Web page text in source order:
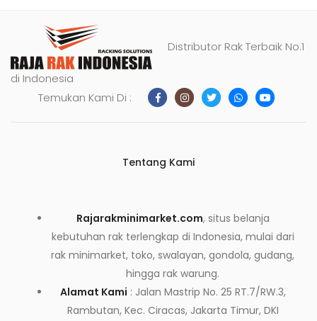
Distributor Rak Terbaik No.1
di Indonesia
Temukan Kami Di :
Tentang Kami
Rajarakminimarket.com, situs belanja
kebutuhan rak terlengkap di Indonesia, mulai dari
rak minimarket, toko, swalayan, gondola, gudang,
hingga rak warung.
Alamat Kami : Jalan Mastrip No. 25 RT.7/RW.3,
Rambutan, Kec. Ciracas, Jakarta Timur, DKI